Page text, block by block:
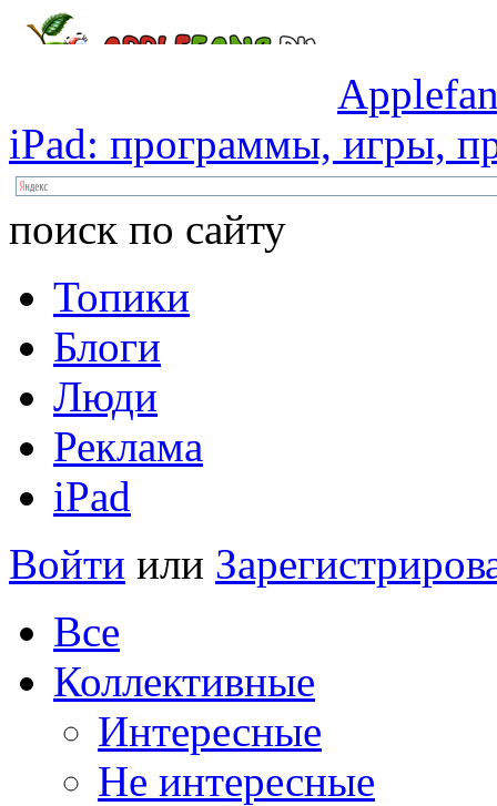
iPad: программы, игры,
поиск по сайту
Топики
Блоги
Люди
Реклама
iPad
Войти или
Все
Коллективные
Интересные
Не интересные